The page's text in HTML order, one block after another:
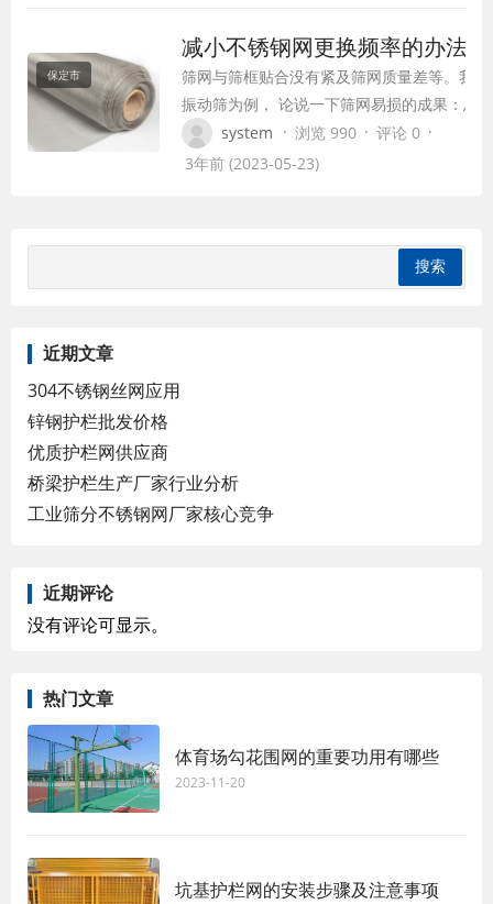
以，不锈钢存正在无好的铆接功用，正常的不
锈钢铆接方法都可以铆接…
保定市
减小不锈钢网更换频率的办
筛网与筛框贴合没有紧及筛网质量差等。我们
振动筛为例， 论说一下筛网易损的成果：总有
存户咨询相关筛分机使命进程中不锈钢网易损
的成果，我们就此成果咨询了小组的李主，并
网、 双层网细网或许母网松，发作磨擦及两端
system · 浏览 990 · 评论 0 ·
3年前 (2023-05-23)
近期文章
304不锈钢丝网应用
锌钢护栏批发价格
优质护栏网供应商
桥梁护栏生产厂家行业分析
工业筛分不锈钢网厂家核心竞争
近期评论
没有评论可显示。
热门文章
体育场勾花围网的重要功用有哪些
2023-11-20
坑基护栏网的安装步骤及注意事项